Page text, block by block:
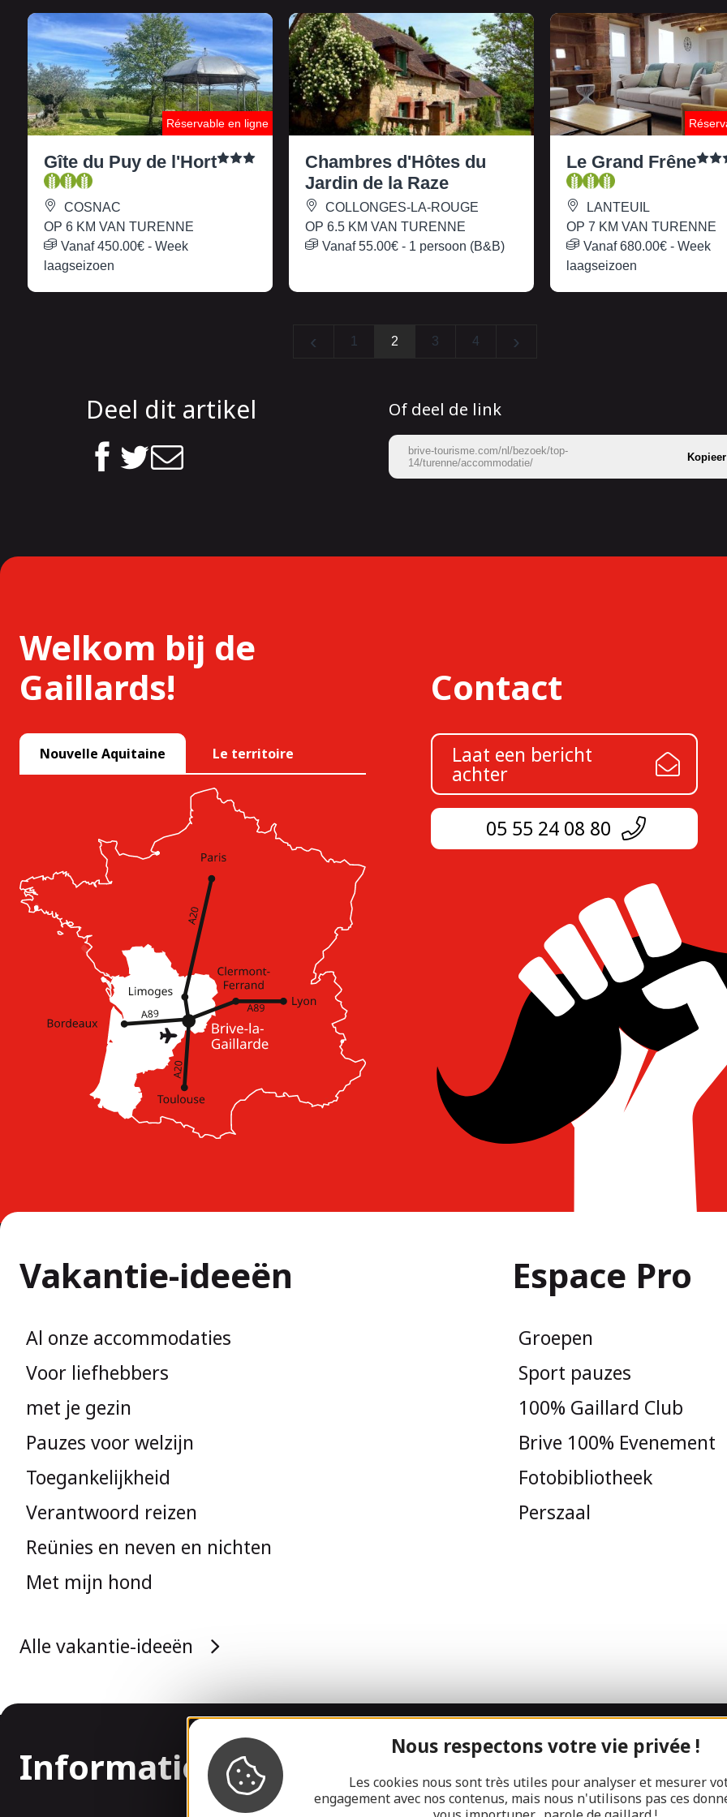
Nous respectons votre vie privée !
Les cookies nous sont très utiles pour analyser et mesurer
engagement avec nos contenus, mais nous n'utilisons pas ces
Réservable en ligne
Gîte du Puy de l'Hort
COSNAC
OP 6 KM VAN TURENNE
Vanaf450.00€ - Week
laagseizoen
Chambres d'Hôtes du
Jardin de la Raze
COLLONGES-LA-ROUGE
OP 6.5 KM VAN TURENNE
Vanaf55.00€ - 1 persoon (B&B)
Le Grand Frêne
LANTEUIL
OP 7 KM VAN TURENNE
Vanaf680.00€ - Week
laagseizoen
‹ 1 2 3 4 ›
Deel dit artikel Of deel de link
brive-tourisme.com/nl/bezoek/top-
14/turenne/accommodatie/
Kopieer
Welkom bij de
Gaillards!
Nouvelle Aquitaine Le territoire
Contact
Laat een bericht
achter
05 55 24 08 80
Vakantie-ideeën
Al onze accommodaties
Voor liefhebbers
met je gezin
Pauzes voor welzijn
Toegankelijkheid
Verantwoord reizen
Reünies en neven en nichten
Met mijn hond
Alle vakantie-ideeën
Espace Pro
Groepen
Sport pauzes
100% Gaillard Club
Brive 100% Evenement
Fotobibliotheek
Perszaal
Informatie
Kom bij de
Gaillarde